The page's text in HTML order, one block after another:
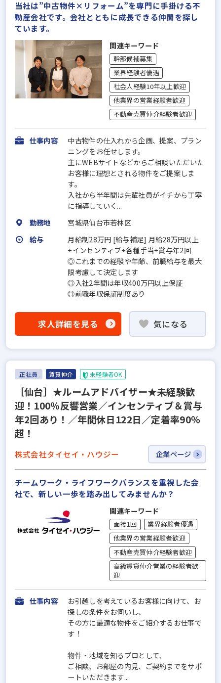
当社は”中古物件×リフォーム”を専門に手掛ける不
動産会社です。会社とともに成長できる仲間を探し
ています。
関連キーワード
幹部候補募集
業界経験者優遇
社会人経験10年以上歓迎
他業界の営業経験者歓迎
不動産売買仲介経験者歓迎
仕事内容
中古物件の仕入れから企画、提案、プラン
ニングをお任せします。
主にWEBサイトなどからご相談いただいた
お客様に理想とされる物件をご提案しま
す。
入社から半年間は先輩社員がイチから丁寧
に指導していく...
勤務地
宮城県仙台市若林区
給与
月給制28万円 [給与補足] 月給28万円以上
+インセンティブ+各種手当+賞与年2回
◎これまでの経験や年齢、前職給与を最大
限考慮して決定します
◎入社2年間は年収400万円以上保証
◎前職年収保証制度あり
求人詳細を見る 気になる
正社員 賃貸仲介 未経験者OK
［仙台］★ルームアドバイザー★未経験歓
迎！100％反響営業／インセンティブ＆賞与
年2回あり！／年間休日122日／定着率90％
超！
株式会社タイセイ・ハウジー 企業ページ
チームワーク・ライフワークバランスを重視した会
社で、新しい一歩を踏み出してみませんか？
関連キーワード
面接1回
業界経験者優遇
他業界の営業経験者歓迎
不動産売買仲介経験者歓迎
高級賃貸仲介営業の経験者歓
迎
仕事内容
お引越しを考えているお客様に向けて、お
探しの条件をお伺いし、
その方に最適な物件をご紹介するお仕事で
す！
物件・地域を知るプロとして、
ご相談、お部屋の内見、ご契約までをサポ
ートいただきます...